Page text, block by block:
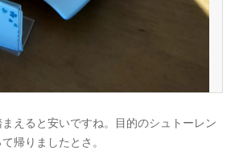
えると安いですね。目的のシュトーレン
帰りましたとさ。